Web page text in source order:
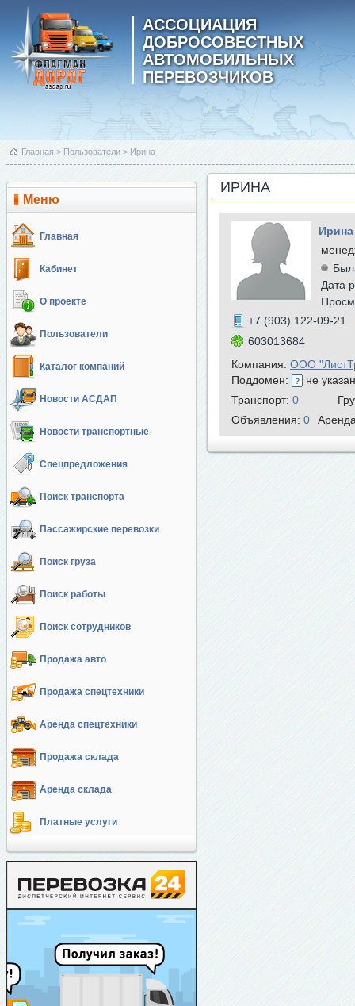
АССОЦИАЦИЯ
ДОБРОСОВЕСТНЫХ
АВТОМОБИЛЬНЫХ
ПЕРЕВОЗЧИКОВ
Главная > Пользователи > Ирина
Меню
Главная
Кабинет
О проекте
Пользователи
Каталог компаний
Новости АСДАП
Новости транспортные
Спецпредложения
Поиск транспорта
Пассажирские перевозки
Поиск груза
Поиск работы
Поиск сотрудников
Продажа авто
Продажа спецтехники
Аренда спецтехники
Продажа склада
Аренда склада
Платные услуги
ИРИНА
Ирина
Дата
+7 (903) 122-09-21
603013684
Компания: ООО
Поддомен:
не
Транспорт: 0
Объявления: 0